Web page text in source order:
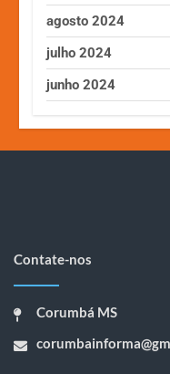
agosto 2024
julho 2024
junho 2024
Contate-nos
Corumbá MS